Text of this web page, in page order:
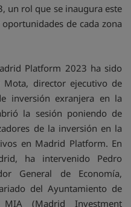
un rol que se inaugura este
de cada zona
Platform 2023 ha sido
director ejecutivo de
inversión exranjera en la
la sesión poniendo de
de la inversión en la
en Madrid Platform. En
ha intervenido Pedro
General de Economía,
del Ayuntamiento de
(Madrid Investment